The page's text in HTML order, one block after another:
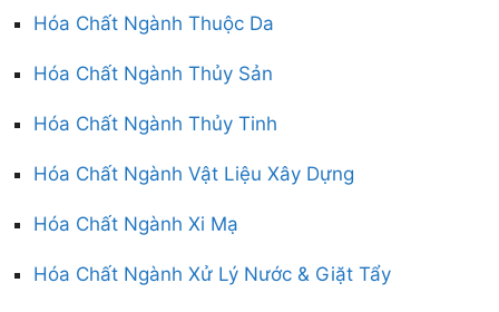
Hóa Chất Ngành Thuộc Da
Hóa Chất Ngành Thủy Sản
Hóa Chất Ngành Thủy Tinh
Hóa Chất Ngành Vật Liệu Xây Dựng
Hóa Chất Ngành Xi Mạ
Hóa Chất Ngành Xử Lý Nước & Giặt Tẩy